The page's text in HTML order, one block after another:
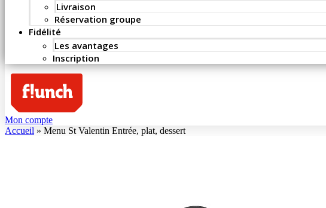
Livraison
Réservation groupe
Fidélité
Les avantages
Inscription
Mon compte
Accueil » Menu St Valentin Entrée, plat, dessert